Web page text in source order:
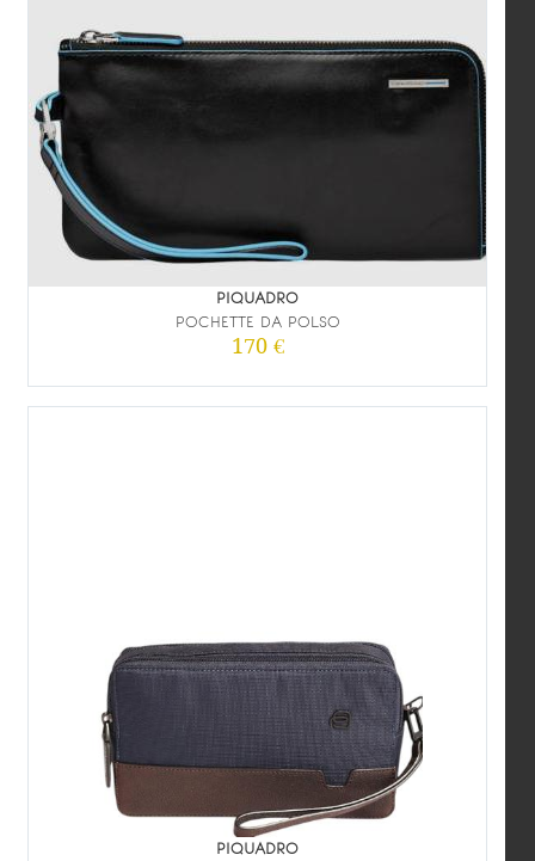
PIQUADRO
POCHETTE DA POLSO
170 €
PIQUADRO